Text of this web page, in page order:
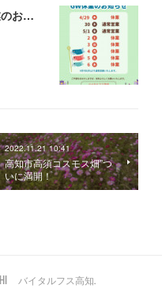
2026年 ゴールデンウィーク休業のお知らせ
2022.11.21 10:41
高知市高須コスモス畑”つ
いに満開！
バイタルフス高知.